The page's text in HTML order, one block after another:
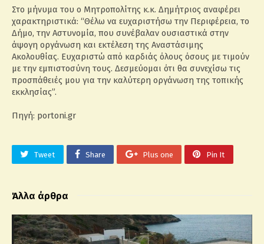
Στο μήνυμα του ο Μητροπολίτης κ.κ. Δημήτριος αναφέρει
χαρακτηριστικά: “Θέλω να ευχαριστήσω την Περιφέρεια, το
Δήμο, την Αστυνομία, που συνέβαλαν ουσιαστικά στην
άψογη οργάνωση και εκτέλεση της Αναστάσιμης
Ακολουθίας. Ευχαριστώ από καρδιάς όλους όσους με τιμούν
με την εμπιστοσύνη τους. Δεσμεύομαι ότι θα συνεχίσω τις
προσπάθειές μου για την καλύτερη οργάνωση της τοπικής
εκκλησίας”.
Πηγή: portoni.gr
Tweet Share Plus one Pin It
Άλλα άρθρα